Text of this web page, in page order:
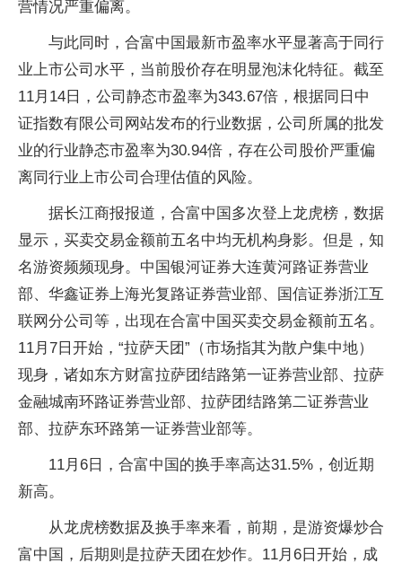
营情况严重偏离。
与此同时，合富中国最新市盈率水平显著高于同行
业上市公司水平，当前股价存在明显泡沫化特征。截至
11月14日，公司静态市盈率为343.67倍，根据同日中
证指数有限公司网站发布的行业数据，公司所属的批发
业的行业静态市盈率为30.94倍，存在公司股价严重偏
离同行业上市公司合理估值的风险。
据长江商报报道，合富中国多次登上龙虎榜，数据
显示，买卖交易金额前五名中均无机构身影。但是，知
名游资频频现身。中国银河证券大连黄河路证券营业
部、华鑫证券上海光复路证券营业部、国信证券浙江互
联网分公司等，出现在合富中国买卖交易金额前五名。
11月7日开始，“拉萨天团”（市场指其为散户集中地）
现身，诸如东方财富拉萨团结路第一证券营业部、拉萨
金融城南环路证券营业部、拉萨团结路第二证券营业
部、拉萨东环路第一证券营业部等。
11月6日，合富中国的换手率高达31.5%，创近期
新高。
从龙虎榜数据及换手率来看，前期，是游资爆炒合
富中国，后期则是拉萨天团在炒作。11月6日开始，成